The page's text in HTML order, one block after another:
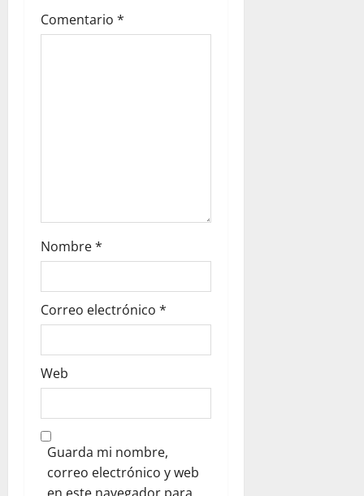
o
Comentario *
Nombre*
Correo electrónico *
Web
Guarda mi nombre,
correo electrónico y web